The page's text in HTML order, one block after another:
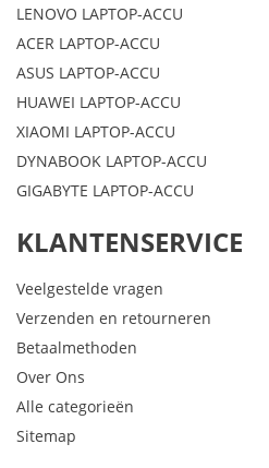
LENOVO LAPTOP-ACCU
ACER LAPTOP-ACCU
ASUS LAPTOP-ACCU
HUAWEI LAPTOP-ACCU
XIAOMI LAPTOP-ACCU
DYNABOOK LAPTOP-ACCU
GIGABYTE LAPTOP-ACCU
KLANTENSERVICE
Veelgestelde vragen
Verzenden en retourneren
Betaalmethoden
Over Ons
Alle categorieën
Sitemap